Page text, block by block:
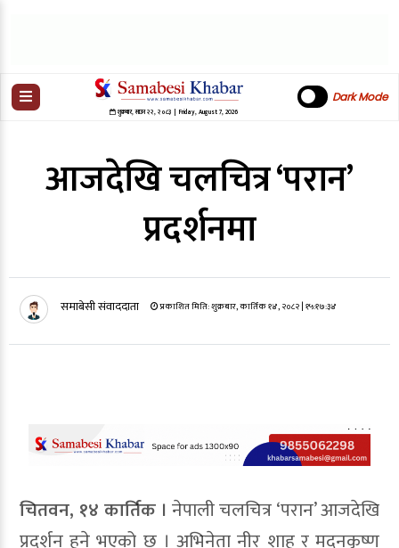
शुक्रबार,साउन २२,२०८३| Friday, August 7, 2026
Dark Mode
आजदेखि चलचित्र ‘परान’
प्रदर्शनमा
समाबेसी संवाददाता प्रकाशित मिति:शुक्रबार, कार्तिक १४, २०८२| १५:१७:३४
चितवन, १४ कार्तिक ।नेपाली चलचित्र ‘परान’ आजदेखि
प्रदर्शन हुने भएको छ । अभिनेता नीर शाह र मदनकृष्ण